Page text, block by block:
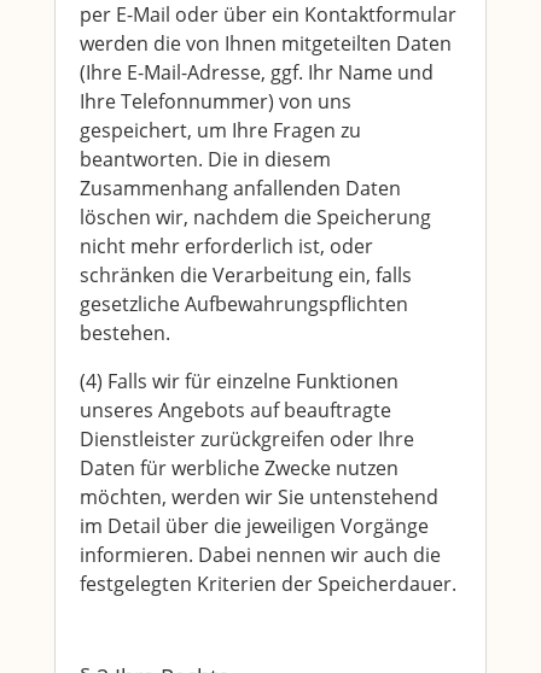
per E-Mail oder über ein Kontaktformular
werden die von Ihnen mitgeteilten Daten
(Ihre E-Mail-Adresse, ggf. Ihr Name und
Ihre Telefonnummer) von uns
gespeichert, um Ihre Fragen zu
beantworten. Die in diesem
Zusammenhang anfallenden Daten
löschen wir, nachdem die Speicherung
nicht mehr erforderlich ist, oder
schränken die Verarbeitung ein, falls
gesetzliche Aufbewahrungspflichten
bestehen.
(4) Falls wir für einzelne Funktionen
unseres Angebots auf beauftragte
Dienstleister zurückgreifen oder Ihre
Daten für werbliche Zwecke nutzen
möchten, werden wir Sie untenstehend
im Detail über die jeweiligen Vorgänge
informieren. Dabei nennen wir auch die
festgelegten Kriterien der Speicherdauer.